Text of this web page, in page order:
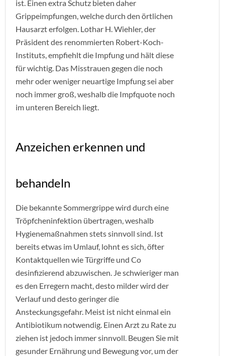
ist. Einen extra Schutz bieten daher
Grippeimpfungen, welche durch den örtlichen
Hausarzt erfolgen. Lothar H. Wiehler, der
Präsident des renommierten Robert-Koch-
Instituts, empfiehlt die Impfung und hält diese
für wichtig. Das Misstrauen gegen die noch
mehr oder weniger neuartige Impfung sei aber
noch immer groß, weshalb die Impfquote noch
im unteren Bereich liegt.
Anzeichen erkennen und
behandeln
Die bekannte Sommergrippe wird durch eine
Tröpfcheninfektion übertragen, weshalb
Hygienemaßnahmen stets sinnvoll sind. Ist
bereits etwas im Umlauf, lohnt es sich, öfter
Kontaktquellen wie Türgriffe und Co
desinfizierend abzuwischen. Je schwieriger man
es den Erregern macht, desto milder wird der
Verlauf und desto geringer die
Ansteckungsgefahr. Meist ist nicht einmal ein
Antibiotikum notwendig. Einen Arzt zu Rate zu
ziehen ist jedoch immer sinnvoll. Beugen Sie mit
gesunder Ernährung und Bewegung vor, um der